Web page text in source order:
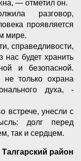
— отметил он.
разговор,
проявляется
мире.
справедливости,
будет хранить
и безопасной.
не только охрана
духа, -
встрече, унесли с
долг перед
так и сердцем.
район